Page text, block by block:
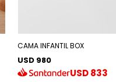
CAMA INFANTIL BOX
USD 980
USD833